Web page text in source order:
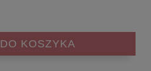
DO KOSZYKA